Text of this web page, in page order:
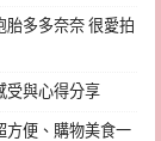
胎多多奈奈 很愛拍
受與心得分享
方便、購物美食一